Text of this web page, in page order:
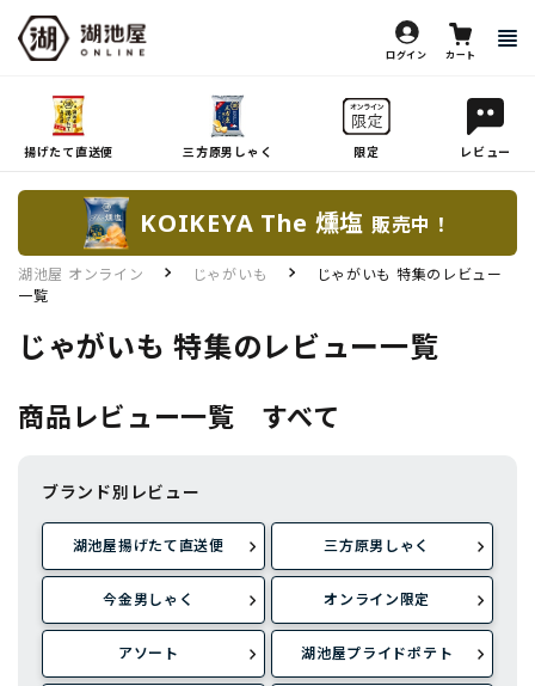
ログイン カート
揚げたて直送便 三方原男しゃく 限定 レビュー
KOIKEYA The 燻塩 販売中！
湖池屋 オンライン じゃがいも
じゃがいも 特集のレビュー
一覧
じゃがいも 特集のレビュー一覧
商品レビュー一覧 すべて
ブランド別レビュー
湖池屋揚げたて直送便 三方原男しゃく
今金男しゃく オンライン限定
アソート 湖池屋プライドポテト